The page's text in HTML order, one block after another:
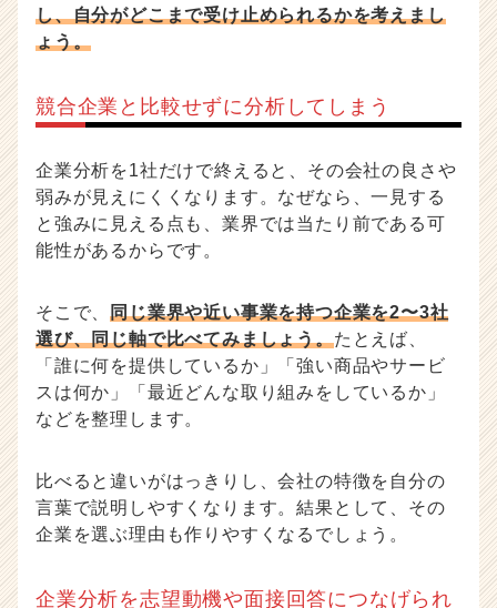
し、自分がどこまで受け止められるかを考えまし
ょう。
競合企業と比較せずに分析してしまう
企業分析を1社だけで終えると、その会社の良さや
弱みが見えにくくなります。なぜなら、一見する
と強みに見える点も、業界では当たり前である可
能性があるからです。
そこで、同じ業界や近い事業を持つ企業を2〜3社
選び、同じ軸で比べてみましょう。たとえば、
「誰に何を提供しているか」「強い商品やサービ
スは何か」「最近どんな取り組みをしているか」
などを整理します。
比べると違いがはっきりし、会社の特徴を自分の
言葉で説明しやすくなります。結果として、その
企業を選ぶ理由も作りやすくなるでしょう。
企業分析を志望動機や面接回答につなげられ